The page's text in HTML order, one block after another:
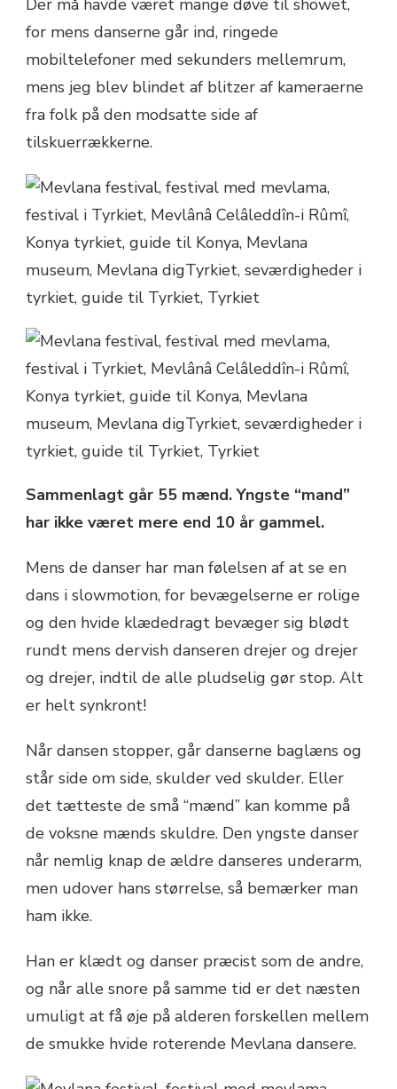
for mens danserne går ind, ringede
mobiltelefoner med sekunders mellemrum,
mens jeg blev blindet af blitzer af kameraerne
fra folk på den modsatte side af
tilskuerrækkerne.
Sammenlagt går 55 mænd. Yngste “mand”
har ikke været mere end 10 år gammel.
Mens de danser har man følelsen af at se en
dans i slowmotion, for bevægelserne er rolige
og den hvide klædedragt bevæger sig blødt
rundt mens dervish danseren drejer og drejer
og drejer, indtil de alle pludselig gør stop. Alt
er helt synkront!
Når dansen stopper, går danserne baglæns og
står side om side, skulder ved skulder. Eller
det tætteste de små “mænd” kan komme på
de voksne mænds skuldre. Den yngste danser
når nemlig knap de ældre danseres underarm,
men udover hans størrelse, så bemærker man
ham ikke.
Han er klædt og danser præcist som de andre,
og når alle snore på samme tid er det næsten
umuligt at få øje på alderen forskellen mellem
de smukke hvide roterende Mevlana dansere.